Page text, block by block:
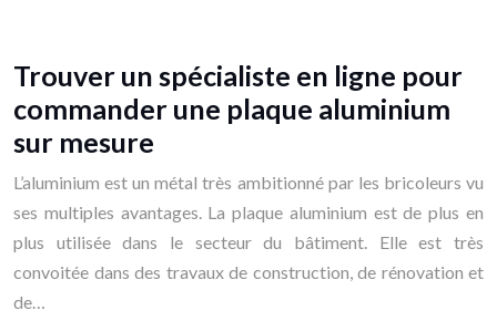
Trouver un spécialiste en ligne pour
commander une plaque aluminium
sur mesure
L’aluminium est un métal très ambitionné par les bricoleurs vu
ses multiples avantages. La plaque aluminium est de plus en
plus utilisée dans le secteur du bâtiment. Elle est très
convoitée dans des travaux de construction, de rénovation et
de…